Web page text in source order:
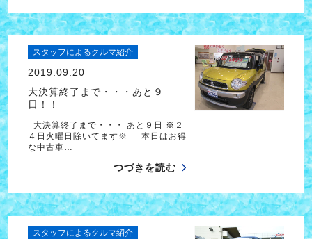
スタッフによるクルマ紹介
2019.09.20
大決算終了まで・・・あと９
日！！
大決算終了まで・・・ あと９日 ※２
４日火曜日除いてます※ 本日はお得
な中古車…
つづきを読む
スタッフによるクルマ紹介